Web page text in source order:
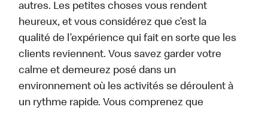
autres. Les petites choses vous rendent
heureux, et vous considérez que c’est la
qualité de l’expérience qui fait en sorte que les
clients reviennent. Vous savez garder votre
calme et demeurez posé dans un
environnement où les activités se déroulent à
un rythme rapide. Vous comprenez que